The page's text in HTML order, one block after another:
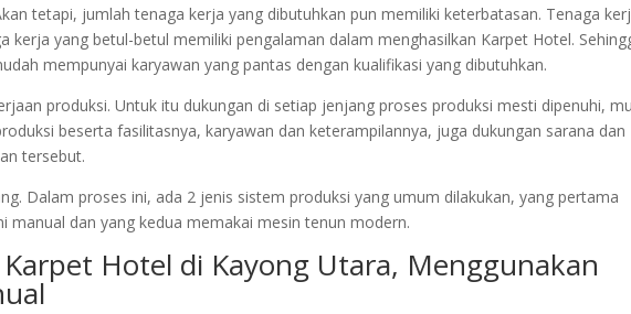
tetapi, jumlah tenaga kerja yang dibutuhkan pun memiliki keterbatasan. Tenaga
kerja yang betul-betul memiliki pengalaman dalam menghasilkan Karpet Hotel.
mempunyai karyawan yang pantas dengan kualifikasi yang dibutuhkan.
produksi. Untuk itu dukungan di setiap jenjang proses produksi mesti dipenuhi,
beserta fasilitasnya, karyawan dan keterampilannya, juga dukungan sarana dan
tersebut.
Dalam proses ini, ada 2 jenis sistem produksi yang umum dilakukan, yang pertama
manual dan yang kedua memakai mesin tenun modern.
Hotel di Kayong Utara, Menggunakan